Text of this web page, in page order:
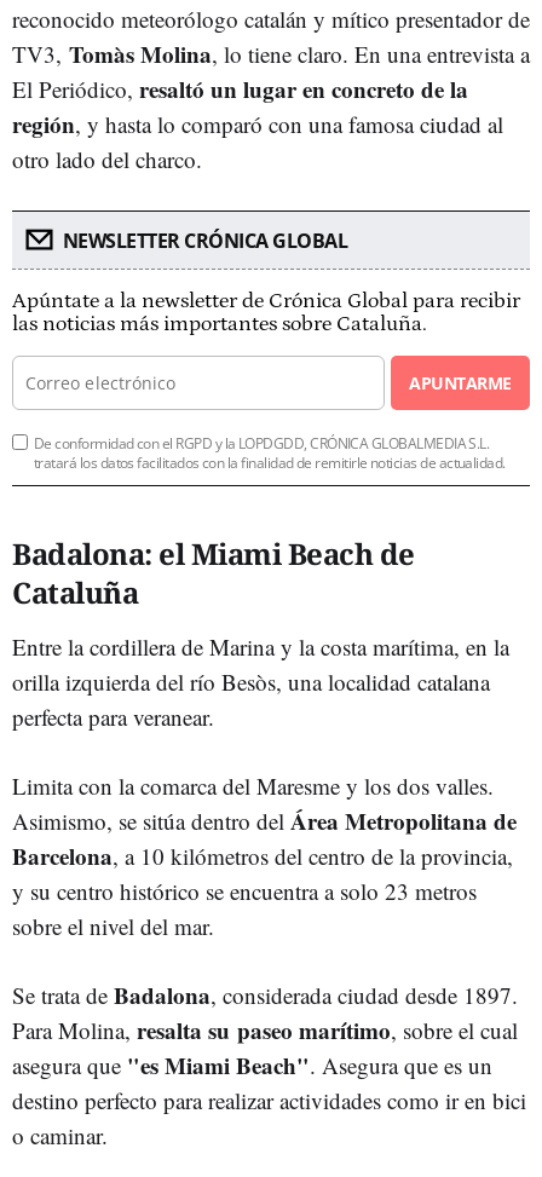
reconocido meteorólogo catalán y mítico presentador de
TV3, Tomàs Molina, lo tiene claro. En una entrevista a
El Periódico, resaltó un lugar en concreto de la
región, y hasta lo comparó con una famosa ciudad al
otro lado del charco.
NEWSLETTER CRÓNICA GLOBAL
Apúntate a la newsletter de Crónica Global para recibir
las noticias más importantes sobre Cataluña.
APUNTARME
De conformidad con el RGPD y la LOPDGDD, CRÓNICA GLOBALMEDIA S.L.
tratará los datos facilitados con la finalidad de remitirle noticias de actualidad.
Badalona: el Miami Beach de
Cataluña
Entre la cordillera de Marina y la costa marítima, en la
orilla izquierda del río Besòs, una localidad catalana
perfecta para veranear.
Limita con la comarca del Maresme y los dos valles.
Asimismo, se sitúa dentro del Área Metropolitana de
Barcelona, a 10 kilómetros del centro de la provincia,
y su centro histórico se encuentra a solo 23 metros
sobre el nivel del mar.
Se trata de Badalona, considerada ciudad desde 1897.
Para Molina, resalta su paseo marítimo, sobre el cual
asegura que "es Miami Beach". Asegura que es un
destino perfecto para realizar actividades como ir en bici
o caminar.